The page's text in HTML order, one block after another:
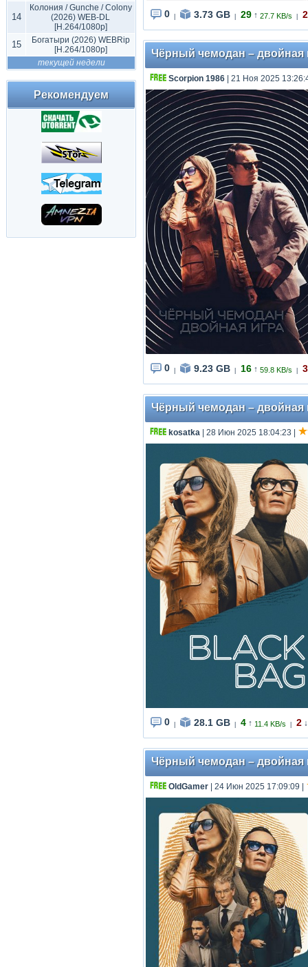
14
Колония / Gunche / Colony
(2026) WEB-DL
[H.264/1080p]
15
Богатыри (2026) WEBRip
[H.264/1080p]
текущей недели
Рекомендуем
0 3.73 GB 29 ↑ 27.7 KB/s 2
Чёрный чемодан – двойная
Scorpion 1986 | 21 Ноя 2025
0 9.23 GB 16 ↑ 59.8 KB/s 3
Чёрный чемодан – двойная
kosatka | 28 Июн 2025 18:04:23
0 28.1 GB 4 ↑ 11.4 KB/s 2 ↓
Чёрный чемодан – двойная
OldGamer | 24 Июн 2025 17:09:09